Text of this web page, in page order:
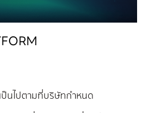
ป็นไปตามที่บริษัทกำหนด